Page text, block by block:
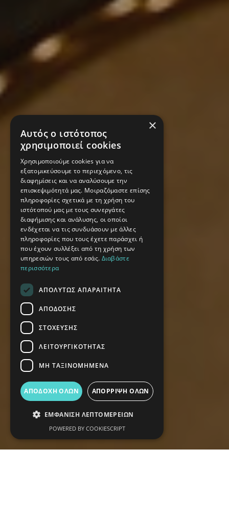
×
Αυτός ο ιστότοπος
χρησιμοποιεί cookies
Χρησιμοποιούμε cookies για να
εξατομικεύσουμε το περιεχόμενο, τις
διαφημίσεις και να αναλύσουμε την
επισκεψιμότητά μας. Μοιραζόμαστε επίσης
πληροφορίες σχετικά με τη χρήση του
ιστότοπού μας με τους συνεργάτες
διαφήμισης και ανάλυσης, οι οποίοι
ενδέχεται να τις συνδυάσουν με άλλες
πληροφορίες που τους έχετε παράσχει ή
που έχουν συλλέξει από τη χρήση των
υπηρεσιών τους από εσάς. Διαβάστε
περισσότερα
ΑΠΟΛΎΤΩΣ ΑΠΑΡΑΊΤΗΤΑ
ΑΠΌΔΟΣΗΣ
ΣΤΌΧΕΥΣΗΣ
ΛΕΙΤΟΥΡΓΙΚΌΤΗΤΑΣ
ΜΗ ΤΑΞΙΝΟΜΗΜΈΝΑ
ΑΠΟΔΟΧΉ ΌΛΩΝ ΑΠΌΡΡΙΨΗ ΌΛΩΝ
ΕΜΦΆΝΙΣΗ ΛΕΠΤΟΜΕΡΕΙΏΝ
POWERED BY COOKIESCRIPT